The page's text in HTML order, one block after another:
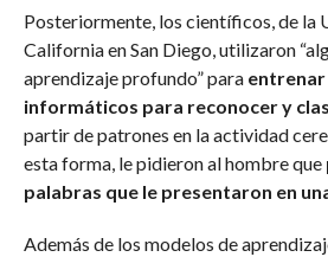
Posteriormente, los científicos, de la
California en San Diego, utilizaron
aprendizaje profundo” para
informáticos para reconocer y
partir de patrones en la actividad
esta forma, le pidieron al hombre que
palabras que le presentaron en
Además de los modelos de